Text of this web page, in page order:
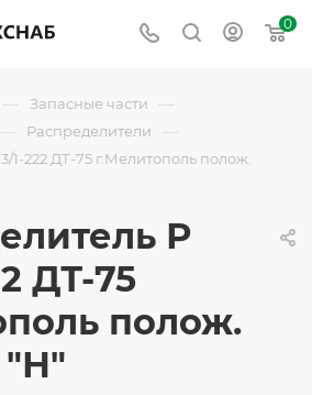
0
— Запасные части —
— Распределители —
1-222 ДТ-75 г.Мелитополь полож.
Р
ДТ-75
полож.